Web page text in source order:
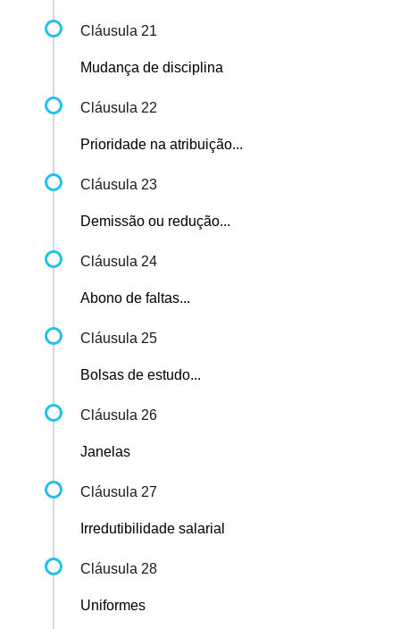
Cláusula 21
Mudança de disciplina
Cláusula 22
Prioridade na atribuição...
Cláusula 23
Demissão ou redução...
Cláusula 24
Abono de faltas...
Cláusula 25
Bolsas de estudo...
Cláusula 26
Janelas
Cláusula 27
Irredutibilidade salarial
Cláusula 28
Uniformes